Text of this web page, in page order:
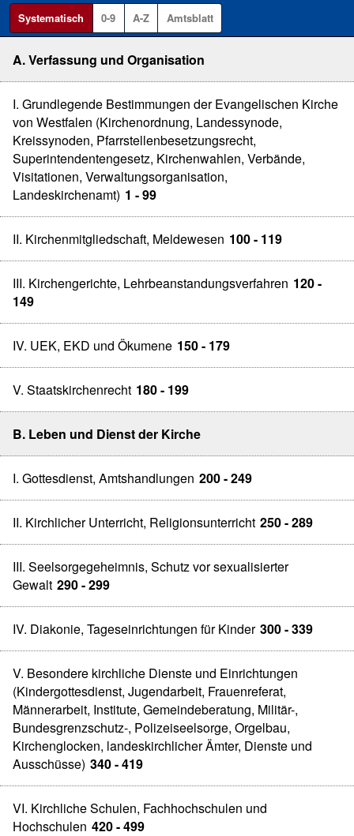
Systematisch 0-9 A-Z Amtsblatt
A. Verfassung und Organisation
I. Grundlegende Bestimmungen der Evangelischen Kirche
von Westfalen (Kirchenordnung, Landessynode,
Kreissynoden, Pfarrstellenbesetzungsrecht,
Superintendentengesetz, Kirchenwahlen, Verbände,
Visitationen, Verwaltungsorganisation,
Landeskirchenamt) 1 - 99
II. Kirchenmitgliedschaft, Meldewesen 100 - 119
III. Kirchengerichte, Lehrbeanstandungsverfahren 120 -
149
IV. UEK, EKD und Ökumene 150 - 179
V. Staatskirchenrecht 180 - 199
B. Leben und Dienst der Kirche
I. Gottesdienst, Amtshandlungen 200 - 249
II. Kirchlicher Unterricht, Religionsunterricht 250 - 289
III. Seelsorgegeheimnis, Schutz vor sexualisierter
Gewalt 290 - 299
IV. Diakonie, Tageseinrichtungen für Kinder 300 - 339
V. Besondere kirchliche Dienste und Einrichtungen
(Kindergottesdienst, Jugendarbeit, Frauenreferat,
Männerarbeit, Institute, Gemeindeberatung, Militär-,
Bundesgrenzschutz-, Polizeiseelsorge, Orgelbau,
Kirchenglocken, landeskirchlicher Ämter, Dienste und
Ausschüsse) 340 - 419
VI. Kirchliche Schulen, Fachhochschulen und
Hochschulen 420 - 499